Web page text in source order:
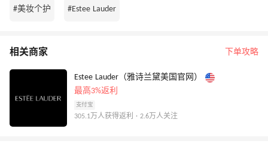
#美妆个护 #Estee Lauder
相关商家 下单攻略
Estee Lauder（雅诗兰黛美国官网）
最高3%返利
支付宝
305.1万人获得返利 · 2.6万人关注